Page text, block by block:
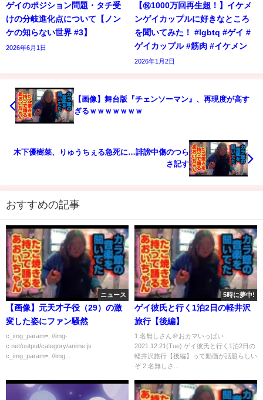
ゲイのポジション問題・タチ受
けの分岐進化点について【ノン
ケの知らない世界 #3】
2026年6月1日
【㊗️1000万回再生超！】イケメ
ンゲイカップルに好きなところ
を聞いてみた！ #lgbtq #ゲイ #
ゲイカップル #筋肉 #イケメン
2026年1月2日
【画像】舞台版『チェンソーマン』、再現度が高す
ぎるｗｗｗｗｗｗｗ
木下優樹菜、りゅうちぇる急死に…誹謗中傷のつら
さ記す
おすすめの記事
ニュース
【画像】元天才子役（29）の激
変した姿にファン騒然
c_img_param=; //img-
c.net/output/category/anime.js
c_img_param=; //img...
5時に夢中!
ゲイ彼氏と行く1泊2日の軽井沢
旅行【後編】
1:名無しさん＠おカマいっぱい
2021.12.21(Tue) ゲイ彼氏と行く1泊2日の
軽井沢旅行【後編】って動画が話題らしい
ぞ 2:名無しさ...